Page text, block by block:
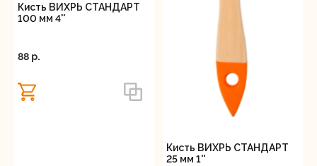
Кисть ВИХРЬ СТАНДАРТ
100 мм 4''
88 p.
Кисть ВИХРЬ СТАНДАРТ
25 мм 1''